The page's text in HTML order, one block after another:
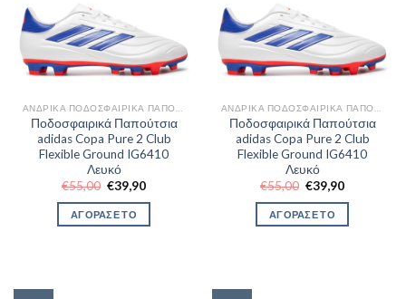
Ποδοσφαιρικά Παπούτσια
adidas Copa Pure 2 Club
Flexible Ground IG6410
Λευκό
€55,00 Original
price
was:
€55,00.
€39,90Η
τιμή
ΑΓΟΡΑΣΕ ΤΟ
Ποδοσφαιρικά Παπούτσια
adidas Copa Pure 2 Club
Flexible Ground IG6410
Λευκό
€55,00 Original
price
was:
€55,00.
€39,90Η
τιμή
ΑΓΟΡΑΣΕ ΤΟ